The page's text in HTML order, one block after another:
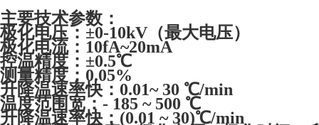
主要技术参数：
极化电压：±0-10kV（最大电压）
极化电流：10fA~20mA
控温精度：±0.5℃
测量精度：0.05%
升降温速率快：0.01~ 30 ℃/min
温度范围宽：- 185 ~ 500 ℃
升降温速率快：(0.01 ~ 30)℃/min